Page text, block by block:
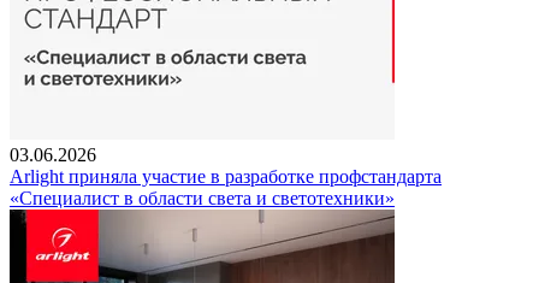
03.06.2026
Arlight приняла участие в разработке профстандарта
«Специалист в области света и светотехники»